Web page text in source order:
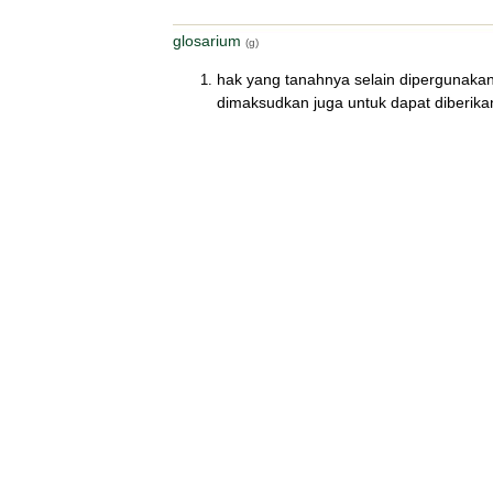
glosarium (g)
hak yang tanahnya selain
dimaksudkan juga untuk dapat